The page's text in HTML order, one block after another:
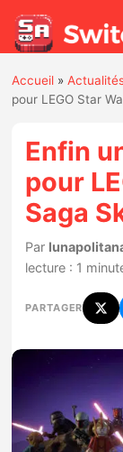
Actualités
Jeux
Mises à
Chiffres
Rumeurs
Accueil »
pour LEGO Star
Enfin
pour
Saga
Par
lecture : 1
PARTAGER